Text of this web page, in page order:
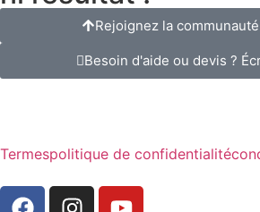
Rejoignez la
Besoin d'aide ou devis ?
Termespolitique de confidentialité